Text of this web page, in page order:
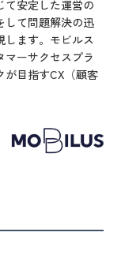
て安定した運営の
して問題解決の迅
します。モビルス
マーサクセスプラ
が目指すCX（顧客